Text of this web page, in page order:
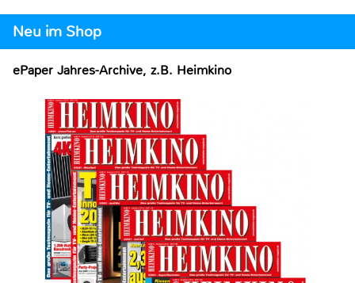
Neu im Shop
ePaper Jahres-Archive, z.B. Heimkino